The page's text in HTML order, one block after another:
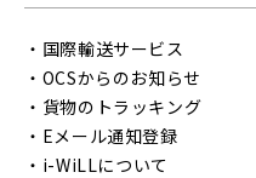
・ 国際輸送サービス
・ OCSからのお知らせ
・ 貨物のトラッキング
・ Eメール通知登録
・ i-WiLLについて